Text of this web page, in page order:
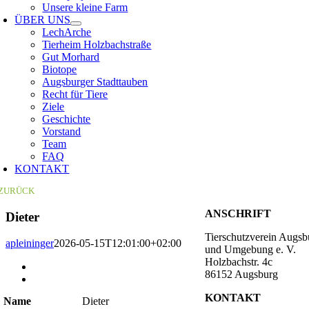
Unsere kleine Farm
ÜBER UNS
LechArche
Tierheim Holzbachstraße
Gut Morhard
Biotope
Augsburger Stadttauben
Recht für Tiere
Ziele
Geschichte
Vorstand
Team
FAQ
KONTAKT
Dieter
apleininger2026-05-15T12:01:00+02:00
Name
Dieter
ANSCHRIFT
Tierschutzverein
und Umgebung e. V.
Holzbachstr. 4c
86152 Augsburg
KONTAKT